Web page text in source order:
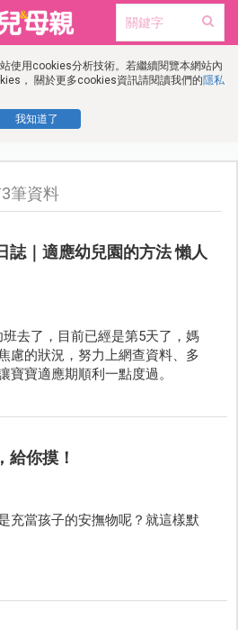
使用cookies分析技術。若繼續閱覽本網站內
， 關於更多cookies資訊請閱讀我們的隱私
我知道了
筆資料
誌｜適應幼兒園的方法 懶人
去了，目前已經是第5天了，媽
慮的狀況，努力上網查資料、多
寶寶適應期順利一點度過。
給你摸！
充當孩子的安撫物呢？就這樣默